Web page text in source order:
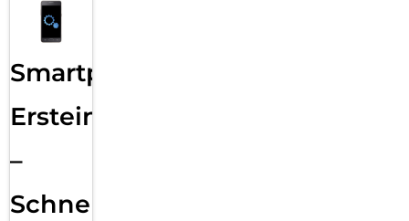
Smartphone
Ersteinrichtung
–
Schnelle